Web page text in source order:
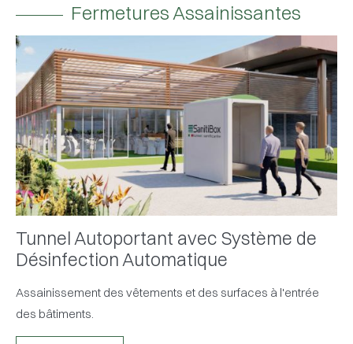
Fermetures Assainissantes
Tunnel Autoportant avec Système de
Désinfection Automatique
Assainissement des vêtements et des surfaces à l'entrée
des bâtiments.